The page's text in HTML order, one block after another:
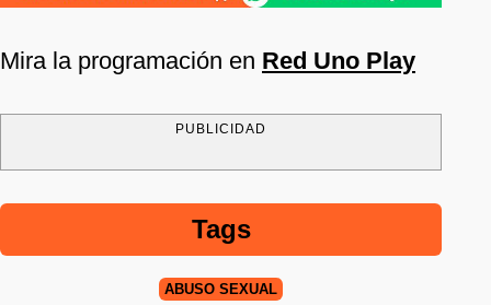
Mira la programación en Red Uno Play
PUBLICIDAD
Tags
ABUSO SEXUAL